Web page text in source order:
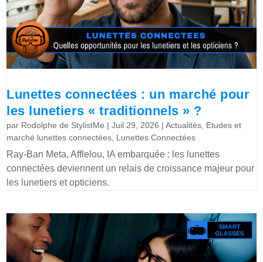
Lunettes connectées : un marché pour
les lunetiers « traditionnels » ?
par Rodolphe de StylistMe |Juil 29, 2026 |Actualités, Etudes et
marché lunettes connectées, Lunettes Connectées
Ray-Ban Meta, Afflelou, IA embarquée : les lunettes
connectées deviennent un relais de croissance majeur pour
les lunetiers et opticiens.